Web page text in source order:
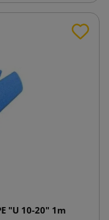
"U 10-20" 1m